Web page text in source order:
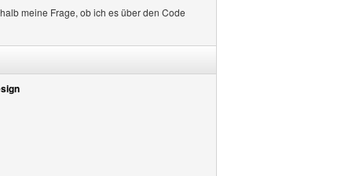
meine Frage, ob ich es über den Code